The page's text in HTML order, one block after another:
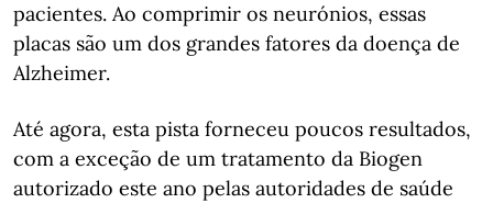
pacientes. Ao comprimir os neurónios, essas
placas são um dos grandes fatores da doença de
Alzheimer.
Até agora, esta pista forneceu poucos resultados,
com a exceção de um tratamento da Biogen
autorizado este ano pelas autoridades de saúde